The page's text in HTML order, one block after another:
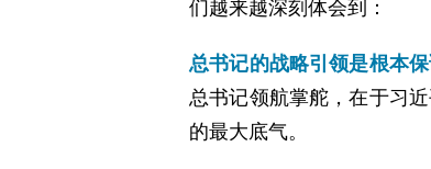
们越来越深刻体会到：
总书记的战略引领是根本保
总书记领航掌舵，在于习
的最大底气。